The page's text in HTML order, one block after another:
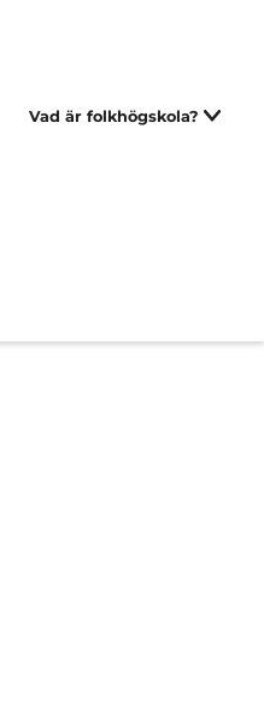
Vad är folkhögskola?